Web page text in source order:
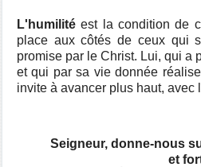
L'humilité est la condition de
place aux côtés de ceux qui
promise par le Christ. Lui, qui a
et qui par sa vie donnée
invite à avancer plus haut, avec
Seigneur, donne-nous
et